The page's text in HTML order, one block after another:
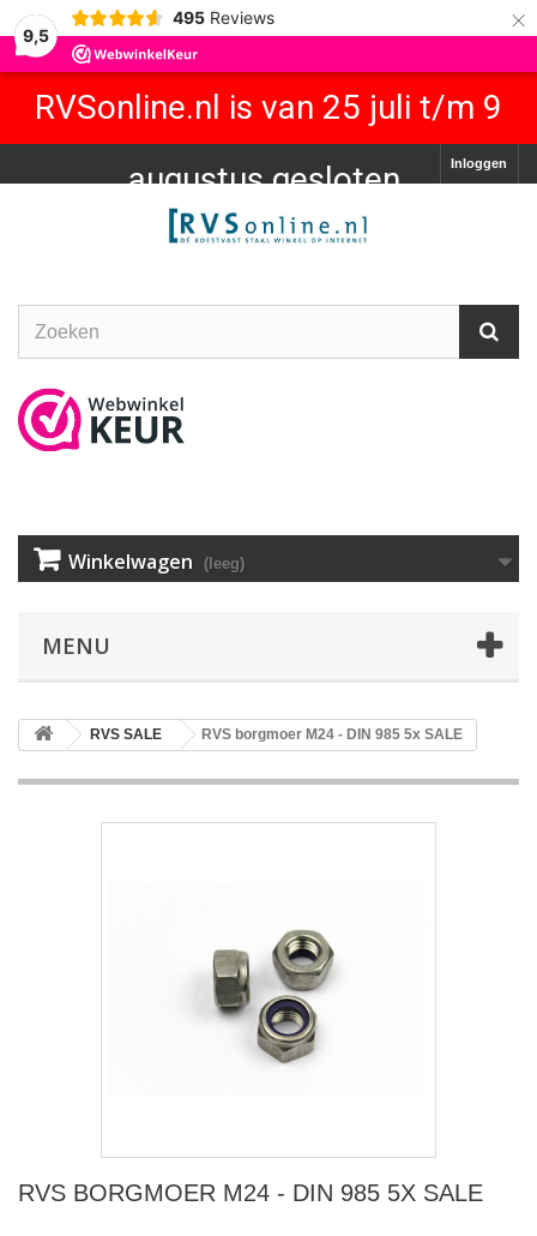
9,5
495 Reviews ×
RVSonline.nl is van 25 juli t/m 9
augustus gesloten.
Inloggen
Winkelwagen (leeg)
MENU
RVS SALE RVS borgmoer M24 - DIN 985 5x SALE
RVS BORGMOER M24 - DIN 985 5X SALE